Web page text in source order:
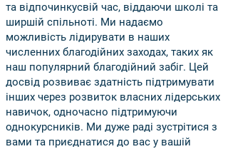
та відпочинкусвій час, віддаючи школі та
ширшій спільноті. Ми надаємо
можливість лідирувати в наших
численних благодійних заходах, таких як
наш популярний благодійний забіг. Цей
досвід розвиває здатність підтримувати
інших через розвиток власних лідерських
навичок, одночасно підтримуючи
однокурсників. Ми дуже раді зустрітися з
вами та приєднатися до вас у вашій